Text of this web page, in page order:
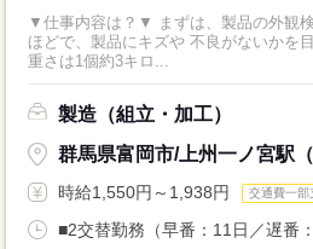
▼仕事内容は？▼ まずは、製品の外観
ほどで、製品にキズや 不良がないかを目視
重さは1個約3キロ...
製造（組立・加工）
群馬県富岡市/上州一ノ宮駅（
時給1,550円～1,938円 交通費一部
■2交替勤務（早番：11日／遅番